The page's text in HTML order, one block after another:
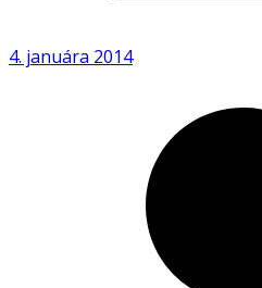
4. januára 2014